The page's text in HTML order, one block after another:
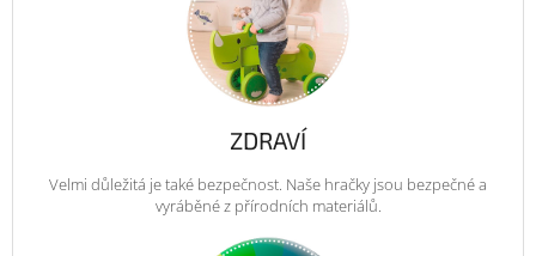
ZDRAVÍ
Velmi důležitá je také bezpečnost. Naše hračky jsou bezpečné a
vyráběné z přírodních materiálů.